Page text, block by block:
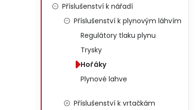
Příslušenství k nářadí
Příslušenství k plynovým láhvím
Regulátory tlaku plynu
Trysky
Hořáky
Plynové lahve
Příslušenství k vrtačkám